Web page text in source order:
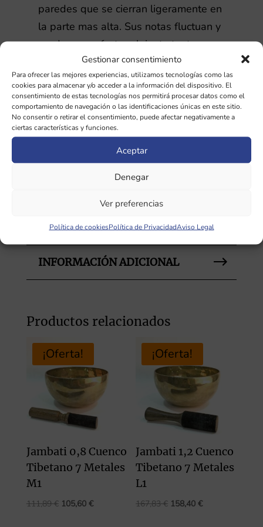
Gestionar consentimiento
Para ofrecer las mejores experiencias, utilizamos tecnologías como las
cookies para almacenar y/o acceder a la información del dispositivo. El
consentimiento de estas tecnologías nos permitirá procesar datos como el
comportamiento de navegación o las identificaciones únicas en este sitio.
No consentir o retirar el consentimiento, puede afectar negativamente a
ciertas características y funciones.
Aceptar
Denegar
Ver preferencias
Política de cookiesPolítica de PrivacidadAviso Legal
paredes que se cierran ligeramente en
la parte mas alta. Sus notas fluctuan y
produce un efecto relajante tanto para
el cuerpo como para las emociones y
la mente.
Son cuencos con la calidad necesaria
como para utilizarse en terapia de
Peso: 900-1000g
Altura: 9-10cm
Fabricación: India y Nepal
INFORMACIÓN ADICIONAL
Productos relacionados
¡Oferta!
Jambati 0,8 Cuenco
Tibetano 7 Metales
M1
111,89€ El
105,60 €El
¡Oferta!
Jambati 1,2 Cuenco
Tibetano 7 Metales
L1
167,83€ El
158,40€El